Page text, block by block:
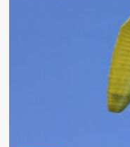
погибших